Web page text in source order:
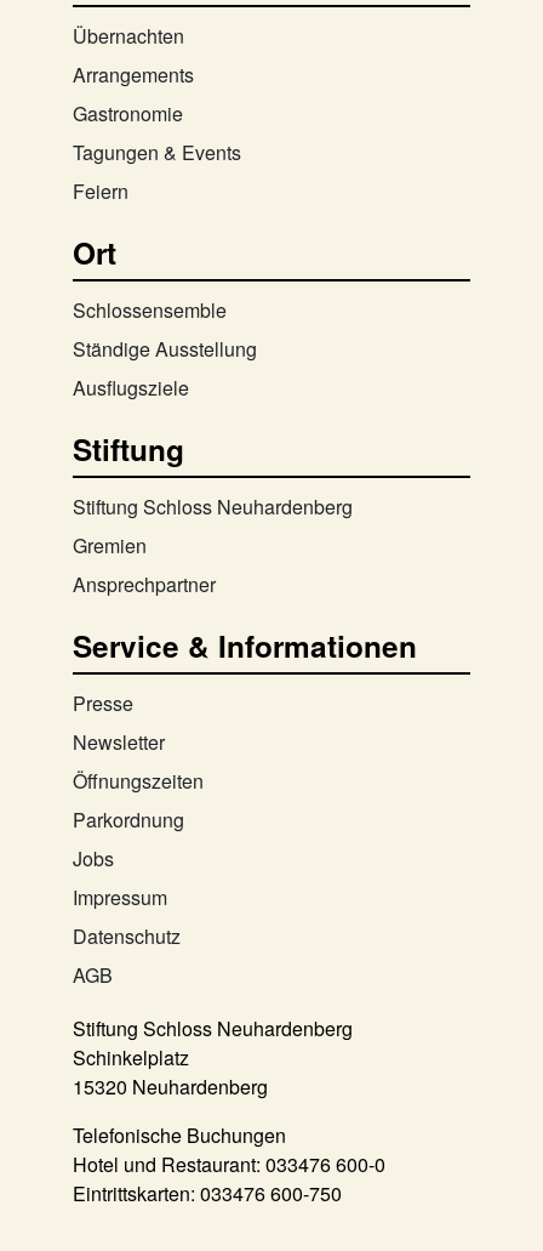
Übernachten
Arrangements
Gastronomie
Tagungen & Events
Feiern
Ort
Schlossensemble
Ständige Ausstellung
Ausflugsziele
Stiftung
Stiftung Schloss Neuhardenberg
Gremien
Ansprechpartner
Service & Informationen
Presse
Newsletter
Öffnungszeiten
Parkordnung
Jobs
Impressum
Datenschutz
AGB
Stiftung Schloss Neuhardenberg
Schinkelplatz
15320 Neuhardenberg
Telefonische Buchungen
Hotel und Restaurant: 033476 600-0
Eintrittskarten: 033476 600-750